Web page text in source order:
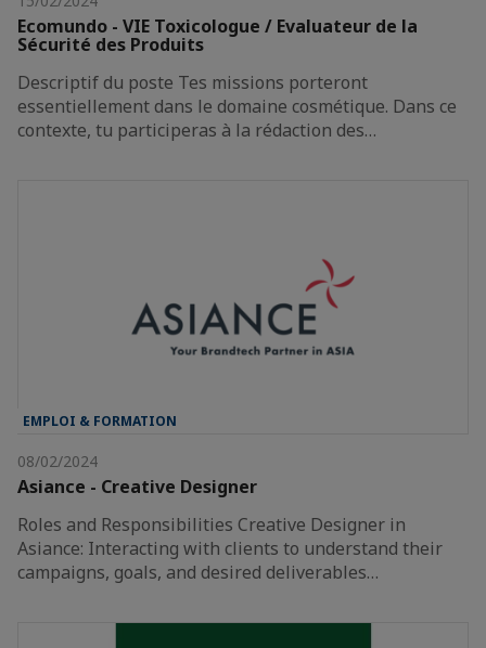
Ecomundo - VIE Toxicologue / Evaluateur de la
Sécurité des Produits
Descriptif du poste Tes missions porteront
essentiellement dans le domaine cosmétique. Dans ce
contexte, tu participeras à la rédaction des…
EMPLOI & FORMATION
08/02/2024
Asiance - Creative Designer
Roles and Responsibilities Creative Designer in
Asiance: Interacting with clients to understand their
campaigns, goals, and desired deliverables…